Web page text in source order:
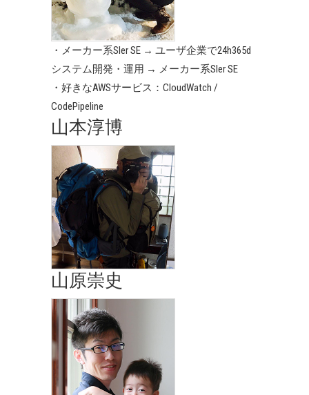
・メーカー系SIer SE → ユーザ企業で24h365d
システム開発・運用 → メーカー系SIer SE
・好きなAWSサービス：CloudWatch /
CodePipeline
山本淳博
山原崇史